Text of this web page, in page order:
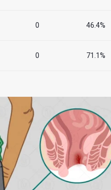
0 46.4%
0 71.1%